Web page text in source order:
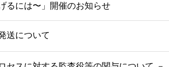
るには〜」開催のお知らせ
送について